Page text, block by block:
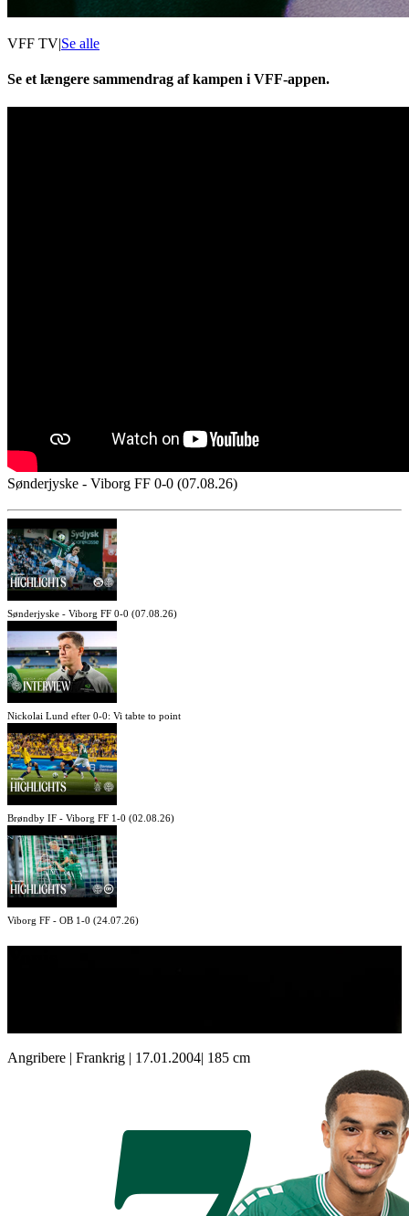
VFF TV|Se alle
Se et længere sammendrag af kampen i VFF-appen.
Sønderjyske - Viborg FF 0-0 (07.08.26)
Sønderjyske - Viborg FF 0-0 (07.08.26)
Nickolai Lund efter 0-0: Vi tabte to point
Brøndby IF - Viborg FF 1-0 (02.08.26)
Viborg FF - OB 1-0 (24.07.26)
Angribere | Frankrig | 17.01.2004| 185 cm